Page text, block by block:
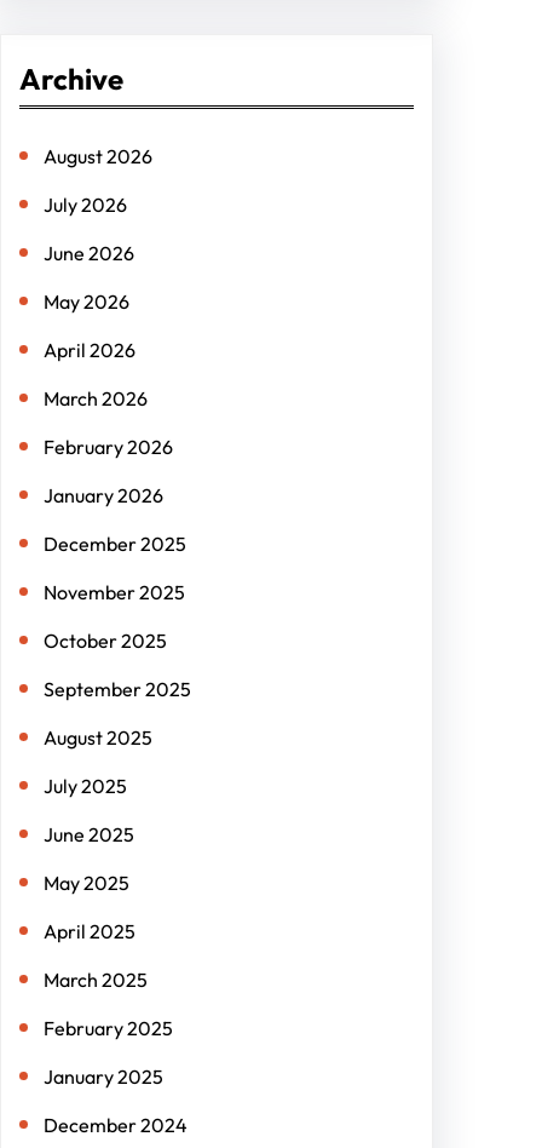
c
Archive
August 2026
July 2026
June 2026
May 2026
April 2026
March 2026
February 2026
January 2026
December 2025
November 2025
October 2025
September 2025
August 2025
July 2025
June 2025
May 2025
April 2025
March 2025
February 2025
January 2025
December 2024